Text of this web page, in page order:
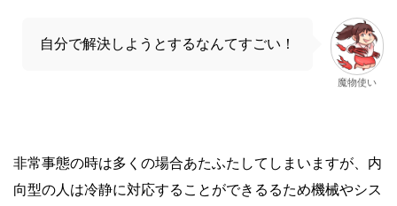
自分で解決しようとするなんてすごい！
魔物使い
非常事態の時は多くの場合あたふたしてしまいますが、内
向型の人は冷静に対応することができるるため機械やシス